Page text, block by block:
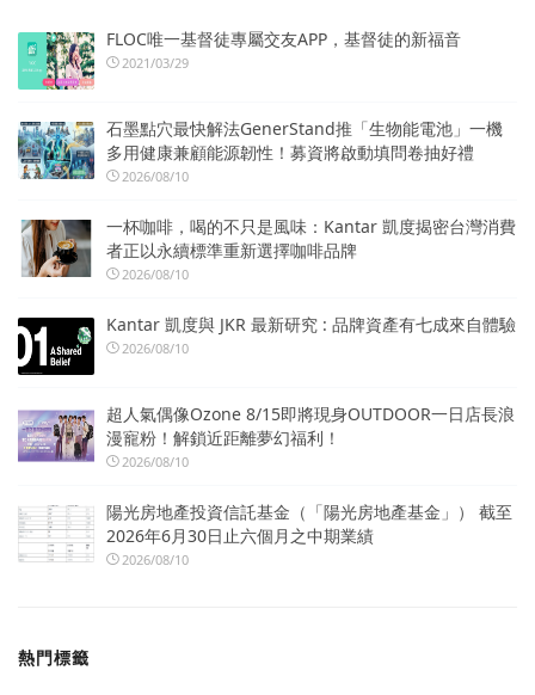
FLOC唯一基督徒專屬交友APP，基督徒的新福音
2021/03/29
石墨點穴最快解法GenerStand推「生物能電池」一機
多用健康兼顧能源韌性！募資將啟動填問卷抽好禮
2026/08/10
一杯咖啡，喝的不只是風味：Kantar 凱度揭密台灣消費
者正以永續標準重新選擇咖啡品牌
2026/08/10
Kantar 凱度與 JKR 最新研究 : 品牌資產有七成來自體驗
2026/08/10
超人氣偶像Ozone 8/15即將現身OUTDOOR一日店長浪
漫寵粉！解鎖近距離夢幻福利！
2026/08/10
陽光房地產投資信託基金（「陽光房地產基金」） 截至
2026年6月30日止六個月之中期業績
2026/08/10
熱門標籤